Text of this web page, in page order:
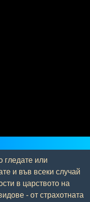
гледате или
и във всеки случай
в царството на
- от страхотната